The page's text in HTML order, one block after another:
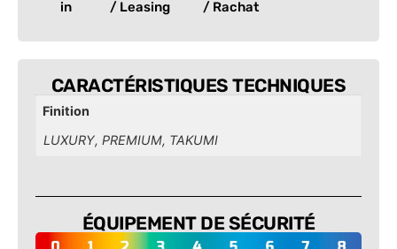
in
/ Leasing
/ Rachat
CARACTÉRISTIQUES TECHNIQUES
Finition
LUXURY, PREMIUM, TAKUMI
ÉQUIPEMENT DE SÉCURITÉ